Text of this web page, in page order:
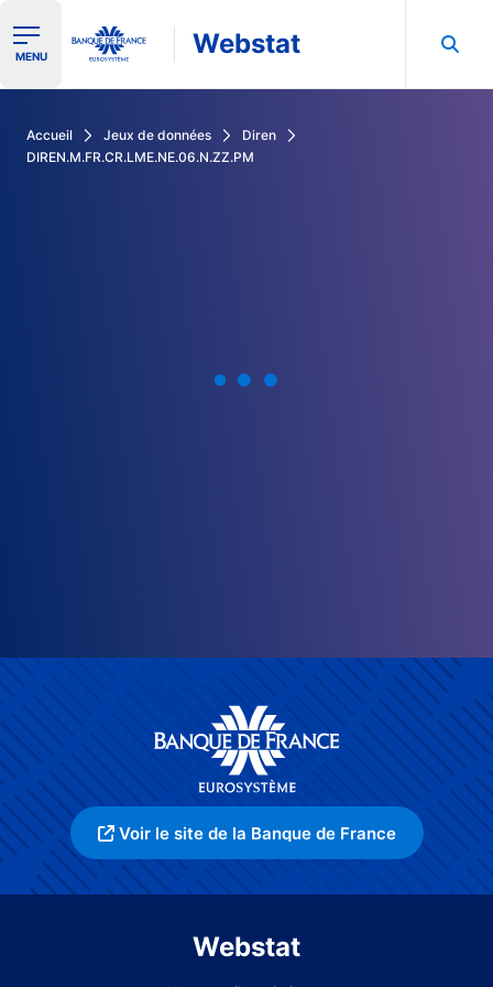
Ouvrir le menu de navigation
MENU Webstat
Accueil Jeux de données
Diren
DIREN.M.FR.CR.LME.NE.06.N.ZZ.PM
Voir le site de la Banque de France
Webstat